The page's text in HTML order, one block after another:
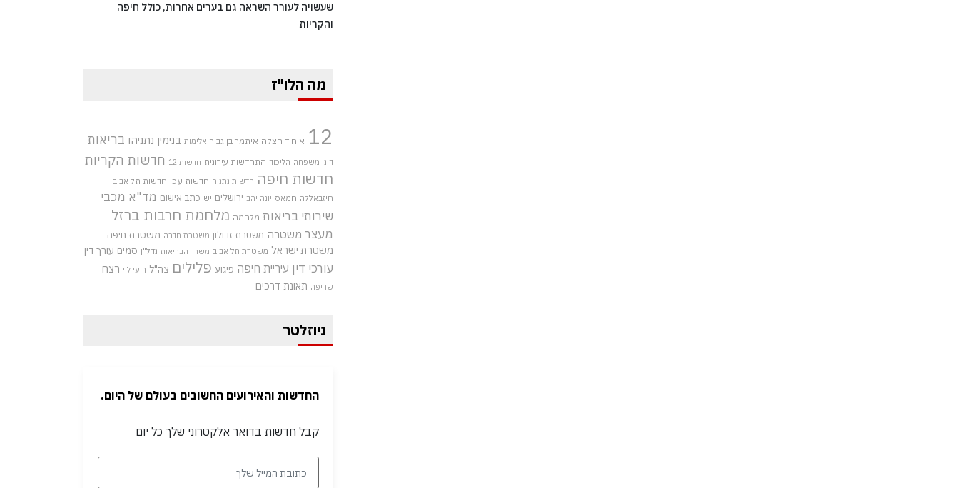
שעשויה לעורר השראה גם בערים אחרות, כולל חיפה
והקריות
מה הלו"ז
12 איחוד הצלה איתמר בן גביר אלימות בנימין נתניהו בריאות
דיני משפחה הליכוד התחדשות עירונית חדשות 12 חדשות הקריות
חדשות חיפה חדשות נתניה חדשות עכו חדשות תל אביב
חיזבאללה חמאס יונה יהב ירושלים יש כתב אישום מד"א מכבי
שירותי בריאות מלחמה מלחמת חרבות ברזל
מעצר משטרה משטרת זבולון משטרת חדרה משטרת חיפה
משטרת ישראל משטרת תל אביב משרד הבריאות נדל"ן סמים עורך דין
עורכי דין עיריית חיפה פיגוע פלילים צה"ל רועי לוי רצח
שריפה תאונת דרכים
ניוזלטר
החדשות והאירועים החשובים בעולם של היום.
קבל חדשות בדואר אלקטרוני שלך כל יום